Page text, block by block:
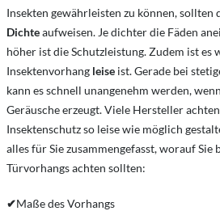
Insekten gewährleisten zu können, sollten
Dichteaufweisen. Je dichter die Fäden
höher ist die Schutzleistung. Zudem ist es
Insektenvorhang leise ist. Gerade bei
kann es schnell unangenehm werden,
Geräusche erzeugt. Viele Hersteller
Insektenschutz so leise wie möglich
alles für Sie zusammengefasst, worauf Sie
Türvorhangs achten sollten:
✔Maße des Vorhangs